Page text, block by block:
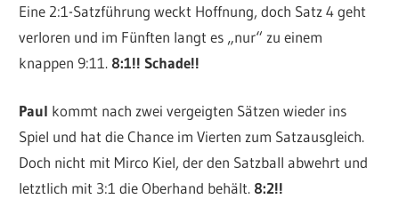
Eine 2:1-Satzführung weckt Hoffnung, doch Satz 4 geht
verloren und im Fünften langt es „nur“ zu einem
knappen 9:11. 8:1!! Schade!!
Paul kommt nach zwei vergeigten Sätzen wieder ins
Spiel und hat die Chance im Vierten zum Satzausgleich.
Doch nicht mit Mirco Kiel, der den Satzball abwehrt und
letztlich mit 3:1 die Oberhand behält. 8:2!!